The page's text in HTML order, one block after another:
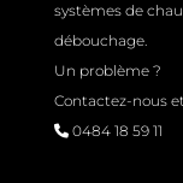
systèmes de
débouchage.
Un problème ?
Contactez-nous
0484 18 59 11